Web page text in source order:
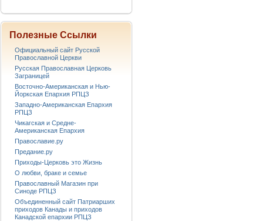
Полезные Ссылки
Официальный сайт Русской
Православной Церкви
Русская Православная Церковь
Заграницей
Восточно-Американская и Нью-
Йоркская Епархия РПЦЗ
Западно-Американская Епархия
РПЦЗ
Чикагская и Средне-
Американская Епархия
Православие.ру
Предание.ру
Приходы-Церковь это Жизнь
О любви, браке и семье
Православный Магазин при
Синоде РПЦЗ
Объединенный сайт Патриарших
приходов Канады и приходов
Канадской епархии РПЦЗ